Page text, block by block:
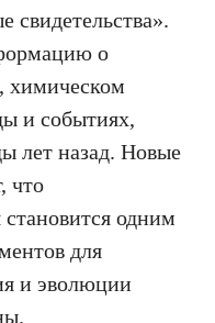
свидетельства».
о
химическом
и событиях,
лет назад. Новые
что
становится одним
для
и эволюции